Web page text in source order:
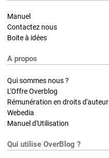
Manuel
Contactez nous
Boite à idées
A propos
Qui sommes nous ?
L'Offre Overblog
Rémunération en droits d'auteur
Webedia
Manuel d'Utilisation
Qui utilise OverBlog ?